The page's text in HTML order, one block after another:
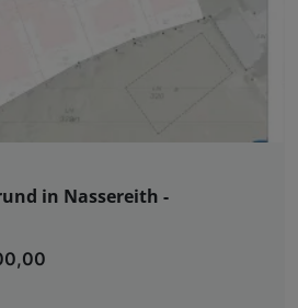
in Nassereith -
und der Performance von Inhalten,
Liste der Partner (Lieferanten)